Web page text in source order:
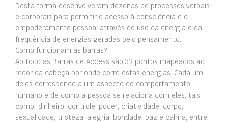
Desta forma desenvolveram dezenas de processos verbais
e corporais para permitir o acesso à consciência e o
empoderamento pessoal através do uso da energia e da
frequência de energias geradas pelo pensamento.
Como funcionam as barras?
Ao todo as Barras de Access são 32 pontos mapeados ao
redor da cabeça por onde corre estas energias. Cada um
deles corresponde a um aspecto do comportamento
humano e de como a pessoa se relaciona com eles, tais
como: dinheiro, controle, poder, criatividade, corpo,
sexualidade, tristeza, alegria, bondade, paz e calma, entre